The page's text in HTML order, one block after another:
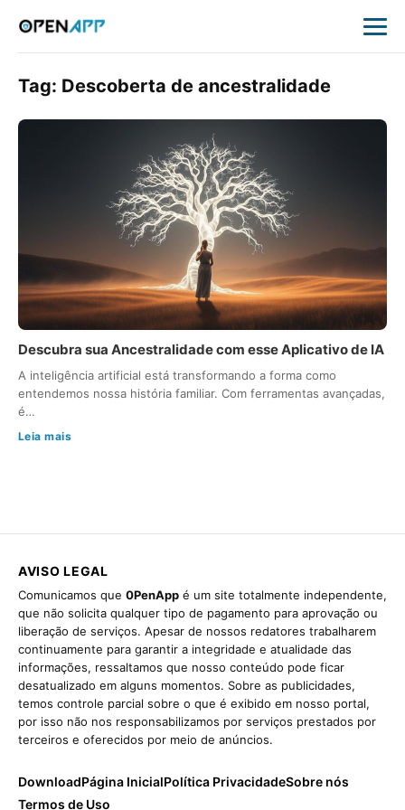
Tag: Descoberta de ancestralidade
Descubra sua Ancestralidade com esse Aplicativo de IA
A inteligência artificial está transformando a forma como
entendemos nossa história familiar. Com ferramentas avançadas,
é…
Leia mais
AVISO LEGAL
Comunicamos que 0PenApp é um site totalmente independente,
que não solicita qualquer tipo de pagamento para aprovação ou
liberação de serviços. Apesar de nossos redatores trabalharem
continuamente para garantir a integridade e atualidade das
informações, ressaltamos que nosso conteúdo pode ficar
desatualizado em alguns momentos. Sobre as publicidades,
temos controle parcial sobre o que é exibido em nosso portal,
por isso não nos responsabilizamos por serviços prestados por
terceiros e oferecidos por meio de anúncios.
DownloadPágina InicialPolítica PrivacidadeSobre nós
Termos de Uso